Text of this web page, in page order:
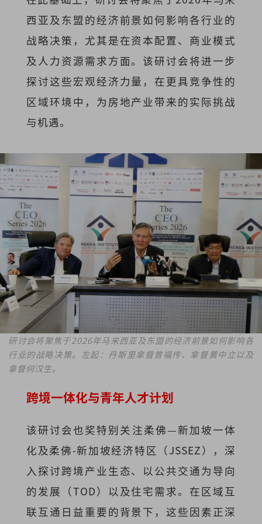
西亚及东盟的经济前景如何影响各行业的
战略决策，尤其是在资本配置、商业模式
及人力资源需求方面。该研讨会将进一步
探讨这些宏观经济力量，在更具竞争性的
区域环境中，为房地产业带来的实际挑战
与机遇。
研讨会将聚焦于2026年马来西亚及东盟的经济前景如何影响各
行业的战略决策。左起：丹斯里拿督曾福传、拿督黄中立以及
拿督何汉生。
跨境一体化与青年人才计划
该研讨会也奖特别关注柔佛—新加坡一体
化及柔佛-新加坡经济特区（JSSEZ），深
入探讨跨境产业生态、以公共交通为导向
的发展（TOD）以及住宅需求。在区域互
联互通日益重要的背景下，这些因素正深